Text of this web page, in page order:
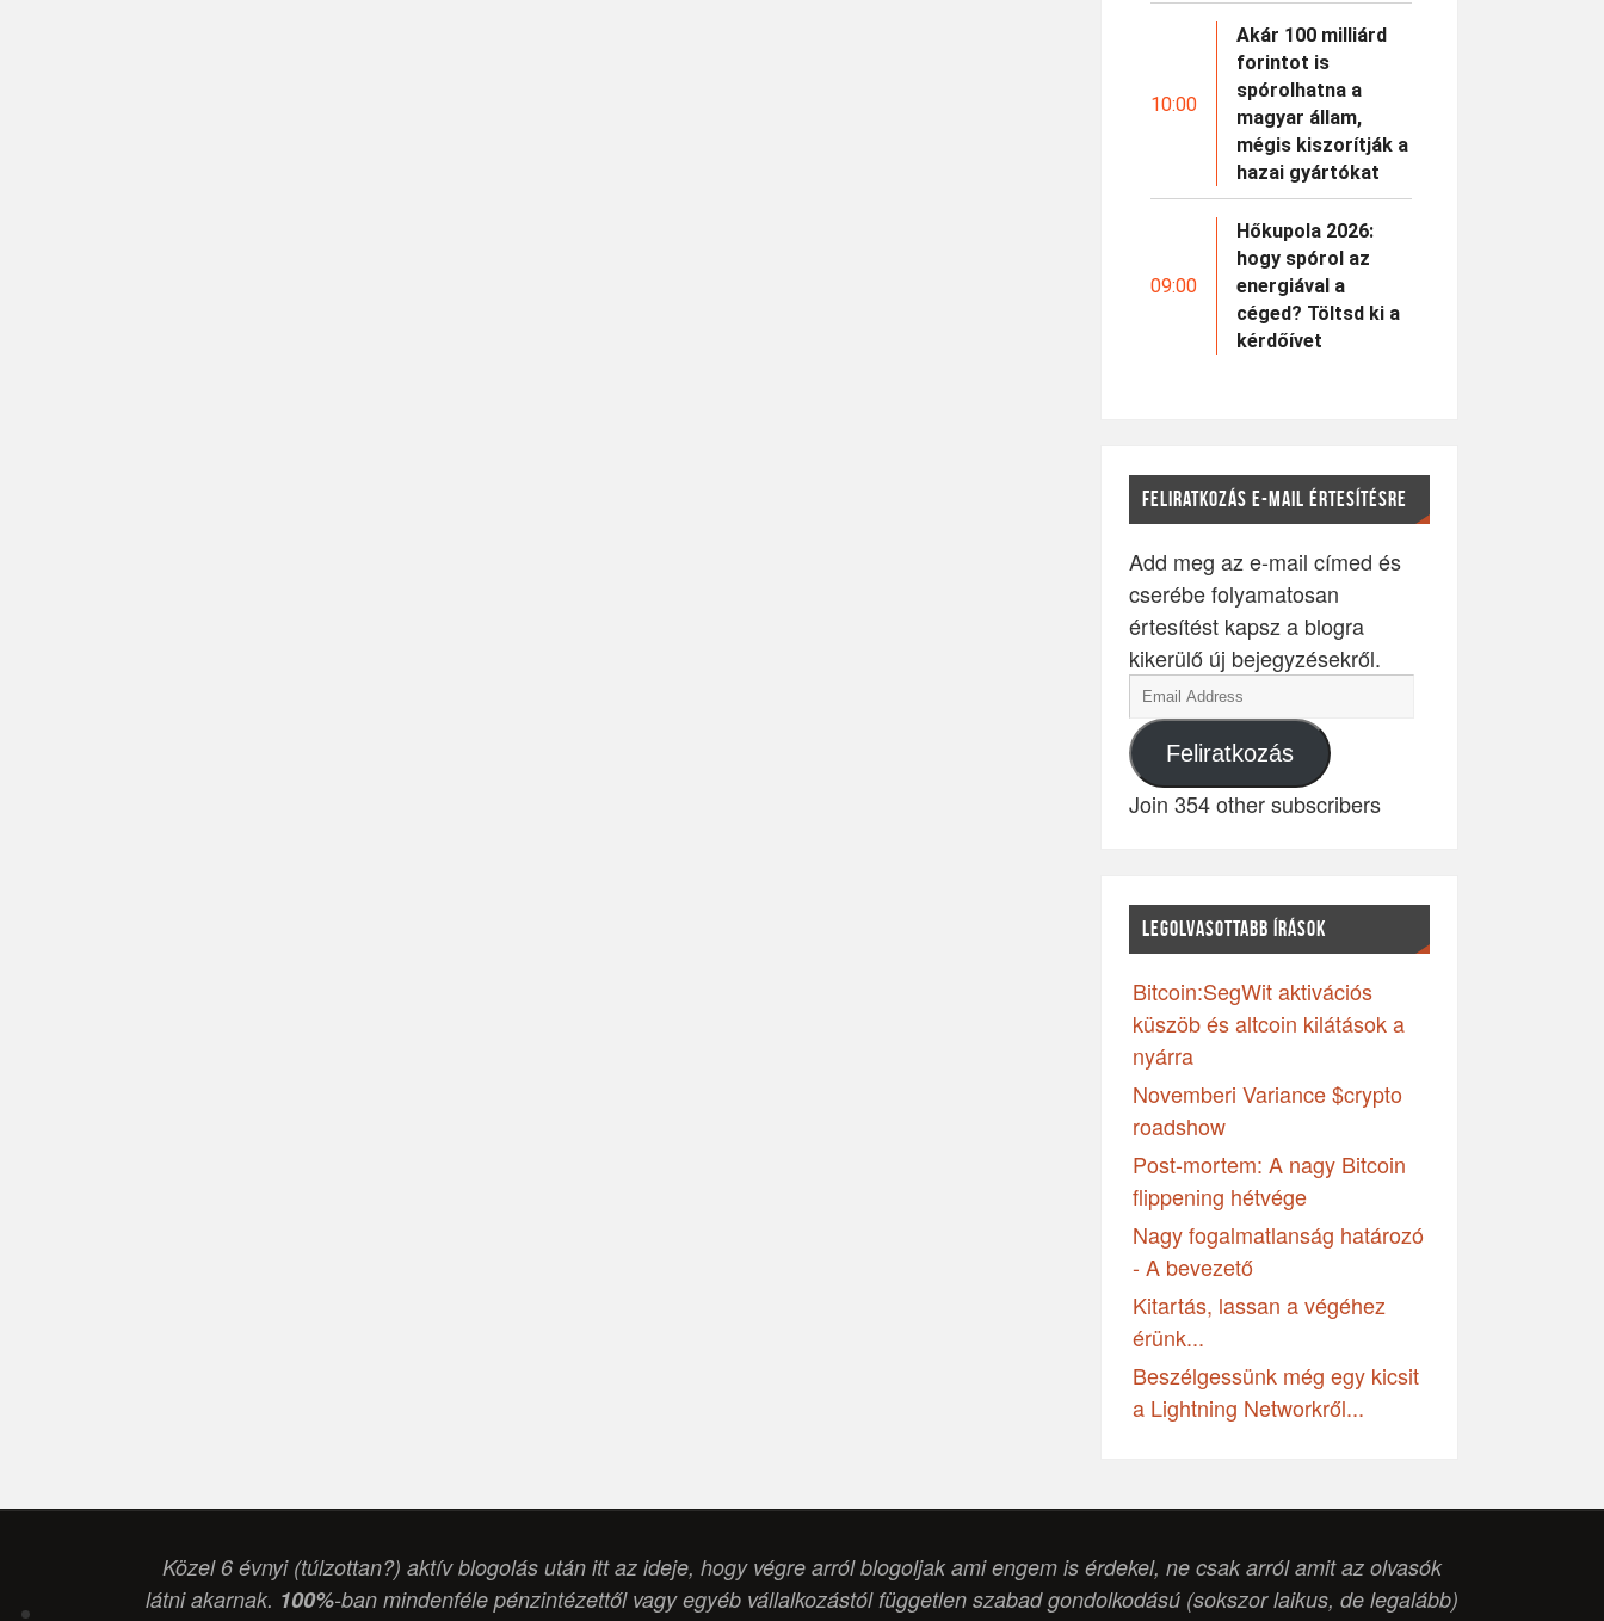
10:00
Akár 100 milliárd
forintot is
spórolhatna a
magyar állam,
mégis kiszorítják a
hazai gyártókat
09:00
Hőkupola 2026:
hogy spórol az
energiával a
céged? Töltsd ki a
kérdőívet
FELIRATKOZÁS E-MAIL ÉRTESÍTÉSRE
Add meg az e-mail címed és
cserébe folyamatosan
értesítést kapsz a blogra
kikerülő új bejegyzésekről.
Feliratkozás
Join 354 other subscribers
LEGOLVASOTTABB ÍRÁSOK
Bitcoin:SegWit aktivációs
küszöb és altcoin kilátások a
nyárra
Novemberi Variance $crypto
roadshow
Post-mortem: A nagy Bitcoin
flippening hétvége
Nagy fogalmatlanság határozó
- A bevezető
Kitartás, lassan a végéhez
érünk...
Beszélgessünk még egy kicsit
a Lightning Networkről...
Közel 6 évnyi (túlzottan?) aktív blogolás után itt az ideje, hogy végre arról blogoljak ami engem is érdekel, ne csak arról amit az olvasók
látni akarnak. 100%-ban mindenféle pénzintézettől vagy egyéb vállalkozástól független szabad gondolkodású (sokszor laikus, de legalább)